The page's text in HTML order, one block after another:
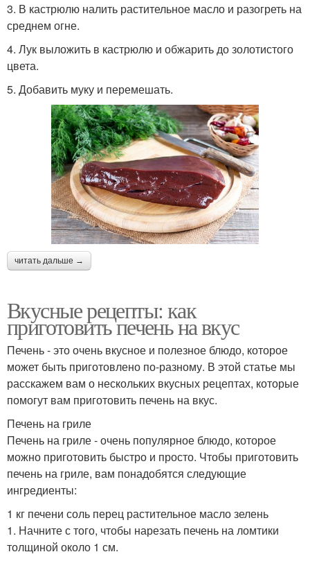
3. В кастрюлю налить растительное масло и разогреть на
среднем огне.
4. Лук выложить в кастрюлю и обжарить до золотистого
цвета.
5. Добавить муку и перемешать.
читать дальше →
Вкусные рецепты: как
приготовить печень на вкус
Печень - это очень вкусное и полезное блюдо, которое
может быть приготовлено по-разному. В этой статье мы
расскажем вам о нескольких вкусных рецептах, которые
помогут вам приготовить печень на вкус.
Печень на гриле
Печень на гриле - очень популярное блюдо, которое
можно приготовить быстро и просто. Чтобы приготовить
печень на гриле, вам понадобятся следующие
ингредиенты:
1 кг печени соль перец растительное масло зелень
1. Начните с того, чтобы нарезать печень на ломтики
толщиной около 1 см.